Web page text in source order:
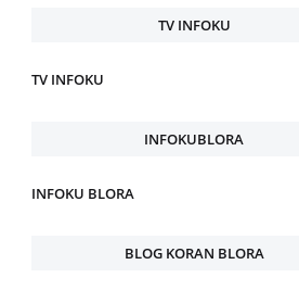
TV INFOKU
TV INFOKU
INFOKUBLORA
INFOKU BLORA
BLOG KORAN BLORA